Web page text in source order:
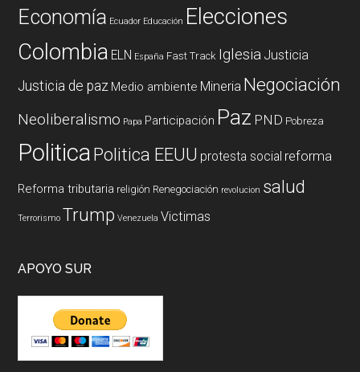
Economía Ecuador Educación Elecciones
Colombia ELN España Fast Track Iglesia Justicia
Justicia de paz Medio ambiente Mineria Negociación
Neoliberalismo Papa Participación Paz PND Pobreza
PoliticaPolitica EEUU protesta social reforma
Reforma tributaria religión Renegociación revolucion salud
Terrorismo Trump Venezuela Victimas
APOYO SUR